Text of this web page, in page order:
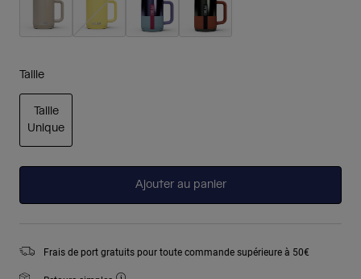
Taille
Taille
Unique
Ajouter au panier
Frais de port gratuits pour toute commande supérieure à 50€